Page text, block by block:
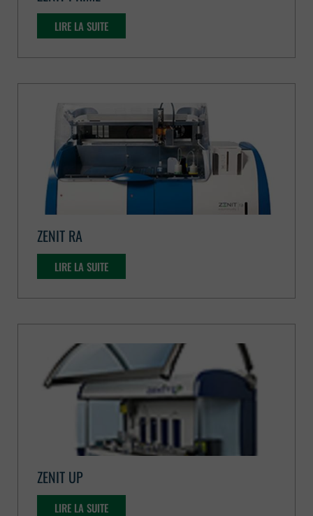
LIRE LA SUITE
ZENIT RA
LIRE LA SUITE
ZENIT UP
LIRE LA SUITE